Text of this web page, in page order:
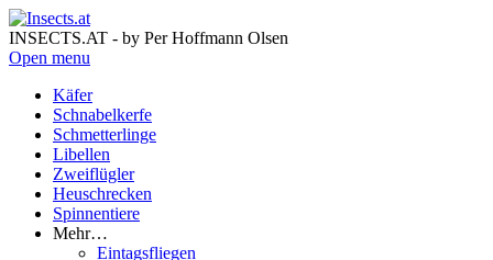
INSECTS.AT - by Per Hoffmann Olsen
Open menu
Käfer
Schnabelkerfe
Schmetterlinge
Libellen
Zweiflügler
Heuschrecken
Spinnentiere
Mehr…
Eintagsfliegen